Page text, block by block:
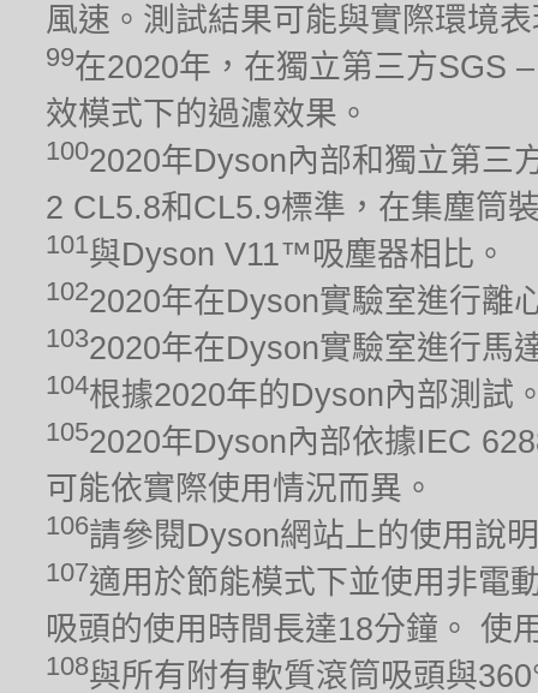
風速。測試結果可能與實際環境
99在2020年，在獨立第三方SGS
效模式下的過濾效果。
1002020年Dyson內部和獨立第三
2 CL5.8和CL5.9標準，在集塵筒
101與Dyson V11™吸塵器相比。
1022020年在Dyson實驗室進行離
1032020年在Dyson實驗室進行馬
104根據2020年的Dyson內部測試
1052020年Dyson內部依據IEC
可能依實際使用情況而異。
106請參閱Dyson網站上的使用說
107適用於節能模式下並使用非電
吸頭的使用時間長達18分鐘。 使
108與所有附有軟質滾筒吸頭與